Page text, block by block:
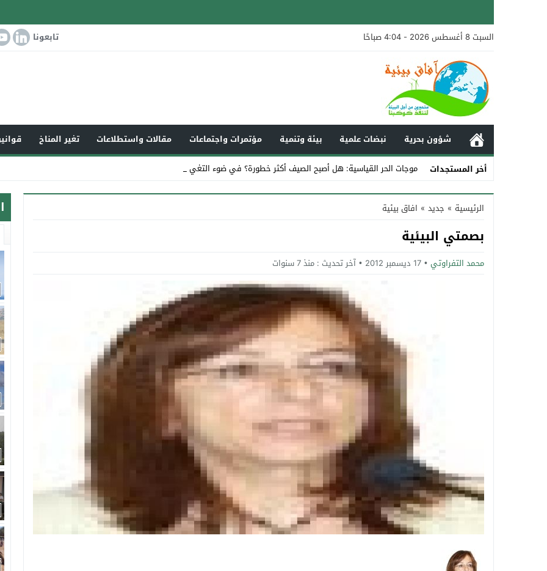
السبت 8 أغسطس 2026 - 4:04 صباحًا تابعونا
شؤون بحرية نبضات علمية بيئة وتنمية مؤتمرات واجتماعات مقالات واستطلاعات تغير المناخ
أخر المستجدات
موجات الحر القياسية: هل أصبح الصيف أكثر خطورة؟ في ضوء التغير المناخي الع_
Stop
Previous
Next
الرئيسية » جديد » افاق بيئية
بصمتي البيئية
محمد التفراوتي 17 ديسمبر 2012 آخر تحديث : منذ 7 سنوات